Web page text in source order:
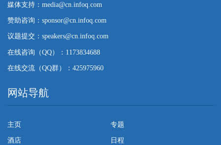
媒体支持：media@cn.infoq.com
赞助咨询：sponsor@cn.infoq.com
议题提交：speakers@cn.infoq.com
在线咨询（QQ）：1173834688
在线交流（QQ群）：425975960
网站导航
主页 专题
酒店 日程